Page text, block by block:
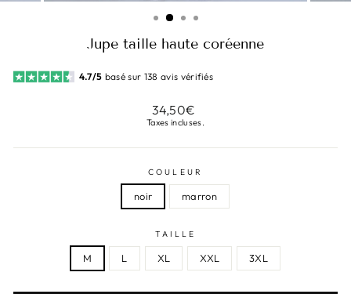
Jupe taille haute coréenne
4.7/5 basé sur 138 avis vérifiés
Prix
régulier
34,50€
Taxes incluses.
COULEUR
noir marron
TAILLE
M L XL XXL 3XL